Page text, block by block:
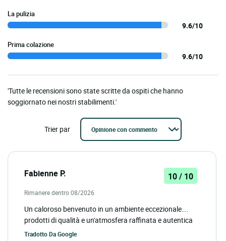
La pulizia
9.6/10
Prima colazione
9.6/10
'Tutte le recensioni sono state scritte da ospiti che hanno
soggiornato nei nostri stabilimenti.'
Trier par
Fabienne P. 10 / 10
Rimanere dentro 08/2026
Un caloroso benvenuto in un ambiente eccezionale…
prodotti di qualità e un'atmosfera raffinata e autentica
Tradotto DaGoogle